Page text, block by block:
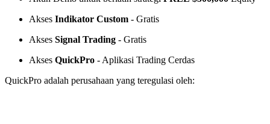
Akses Indikator Custom - Gratis
Akses Signal Trading - Gratis
Akses QuickPro - Aplikasi Trading Cerdas
QuickPro adalah perusahaan yang teregulasi oleh: